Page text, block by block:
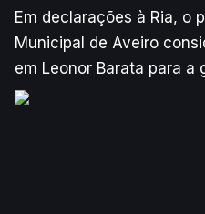
Em declarações à Ria, o
Municipal de Aveiro
em Leonor Barata para a
município como uma